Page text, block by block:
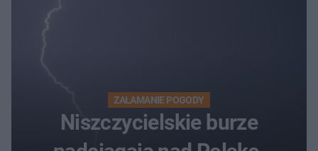
ZAŁAMANIE POGODY
Niszczycielskie burze